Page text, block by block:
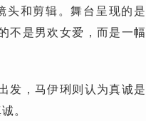
头和剪辑。舞台呈现的是
不是男欢女爱，而是一幅
发，马伊琍则认为真诚是
。